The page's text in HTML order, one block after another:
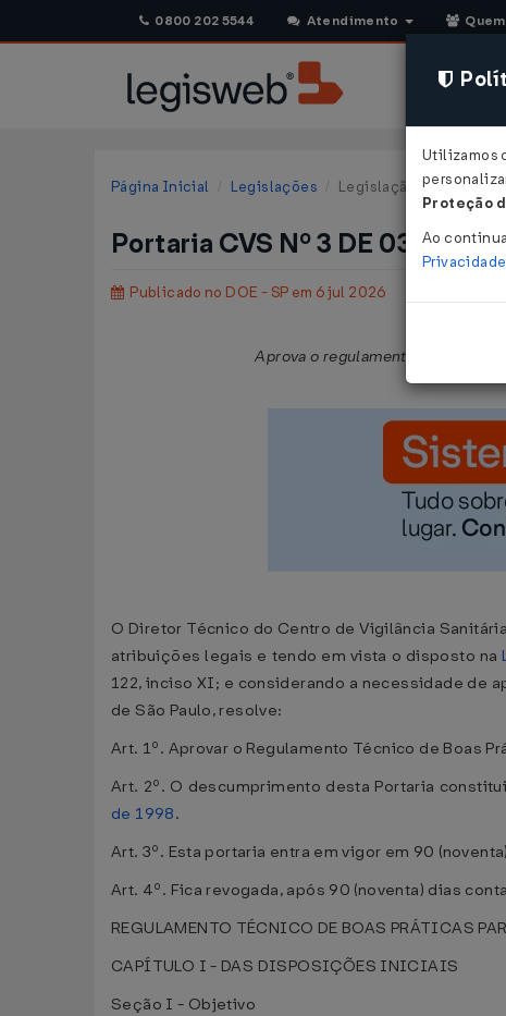
0800 202 5544 Atendimento
Página Inicial Legislações Legislação Estadual -
Portaria CVS Nº 3 DE 03/07/
Publicado no DOE - SP em 6 jul 2026
Aprova o regulamento técnico
O Diretor Técnico do Centro de Vigilância
atribuições legais e tendo em vista o disposto na
122, inciso XI; e considerando a necessidade de
de São Paulo, resolve:
Art. 1º. Aprovar o Regulamento Técnico de Boas
Art. 2º. O descumprimento desta Portaria
de 1998.
Art. 3º. Esta portaria entra em vigor em 90
Art. 4º. Fica revogada, após 90 (noventa) dias
REGULAMENTO TÉCNICO DE BOAS PRÁTICAS
CAPÍTULO I - DAS DISPOSIÇÕES INICIAIS
Seção I - Objetivo
Utilizamos
Proteção
Ao
Privacidade